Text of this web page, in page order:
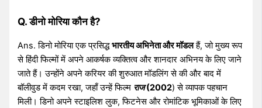
Q. डीनो मोरिया कौन है?
Ans. डिनो मोरिया एक प्रसिद्धभारतीय अभिनेता और मॉडलहैं, जो मुख्य रूप
से हिंदी फिल्मों में अपने आकर्षक व्यक्तित्व और शानदार अभिनय के लिए जाने
जाते हैं। उन्होंने अपने करियर की शुरुआत मॉडलिंग से की और बाद में
बॉलीवुड में कदम रखा, जहाँ उन्हें फिल्म राज(2002) से व्यापक पहचान
मिली। डिनो अपने स्टाइलिश लुक, फिटनेस और रोमांटिक भूमिकाओं के लिए